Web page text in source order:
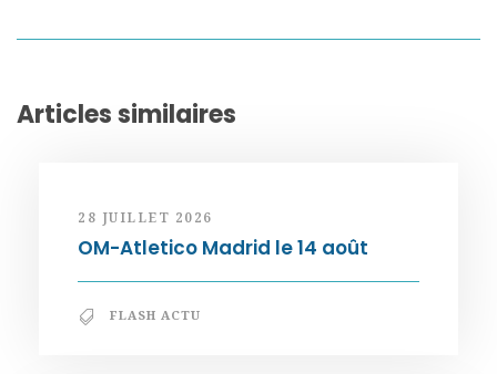
Articles similaires
28 JUILLET 2026
OM-Atletico Madrid le 14 août
FLASH ACTU